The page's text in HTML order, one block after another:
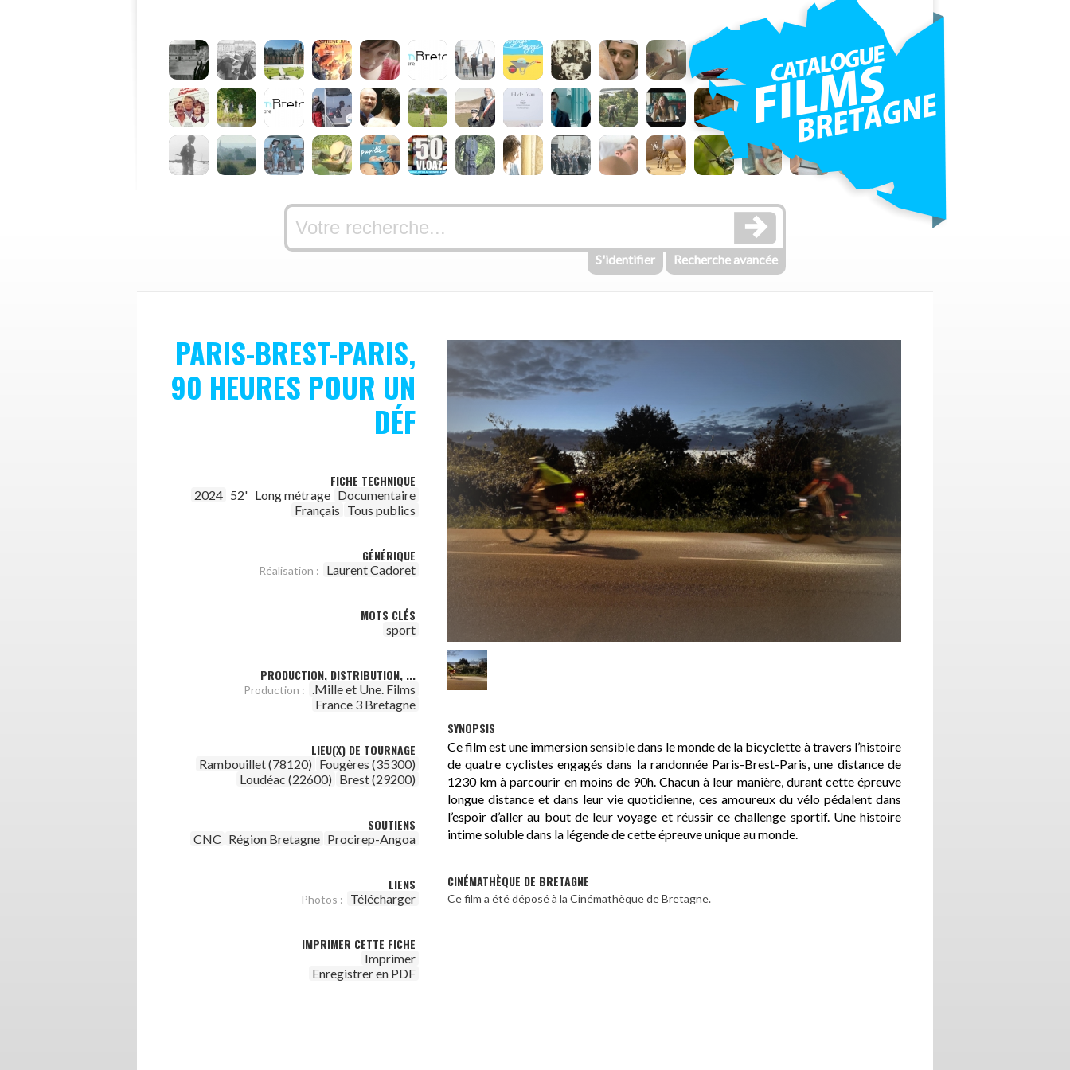
S'identifier Recherche avancée
PARIS-BREST-PARIS,
90 HEURES POUR UN
DÉF
FICHE TECHNIQUE
2024 52' Long métrage Documentaire
Français Tous publics
GÉNÉRIQUE
Réalisation : Laurent Cadoret
MOTS CLÉS
sport
PRODUCTION, DISTRIBUTION, ...
Production : .Mille et Une. Films
France 3 Bretagne
LIEU(X) DE TOURNAGE
Rambouillet (78120) Fougères (35300)
Loudéac (22600) Brest (29200)
SOUTIENS
CNC Région Bretagne Procirep-Angoa
LIENS
Photos : Télécharger
IMPRIMER CETTE FICHE
Imprimer
Enregistrer en PDF
SYNOPSIS
Ce film est une immersion sensible dans le monde de la bicyclette à travers l’histoire
de quatre cyclistes engagés dans la randonnée Paris-Brest-Paris, une distance de
1230 km à parcourir en moins de 90h. Chacun à leur manière, durant cette épreuve
longue distance et dans leur vie quotidienne, ces amoureux du vélo pédalent dans
l’espoir d’aller au bout de leur voyage et réussir ce challenge sportif. Une histoire
intime soluble dans la légende de cette épreuve unique au monde.
CINÉMATHÈQUE DE BRETAGNE
Ce film a été déposé à la Cinémathèque de Bretagne.